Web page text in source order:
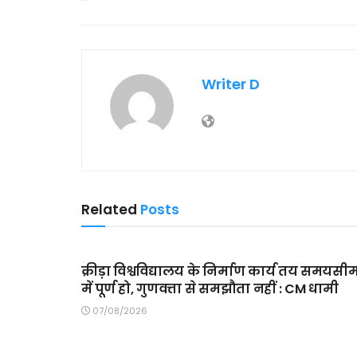
Writer D
Related Posts
क्रीड़ा विश्वविद्यालय के निर्माण कार्य तय
में पूर्ण हो, गुणवत्ता से समझौता नहीं : CM धामी
07/08/2026